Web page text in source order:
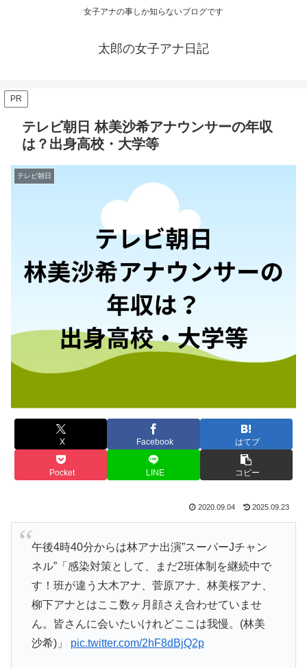
女子アナの事しか知らないブログです
太郎の女子アナ日記
PR
テレビ朝日 林美沙希アナウンサーの年収
は？出身高校・大学等
テレビ朝日
X Facebook はてブ
Pocket LINE コピー
2020.09.04 2025.09.23
午後4時40分からは林アナ出演”スーパーJチャン
ネル”「感染対策として、まだ2班体制を継続中で
す！班が違う大木アナ、菅原アナ、林美桜アナ、
柳下アナとはここ数ヶ月顔さえ合わせていませ
ん。皆さんに会いたいけれどここは我慢。(林美
沙希)」 pic.twitter.com/2hF8dBjQ2p